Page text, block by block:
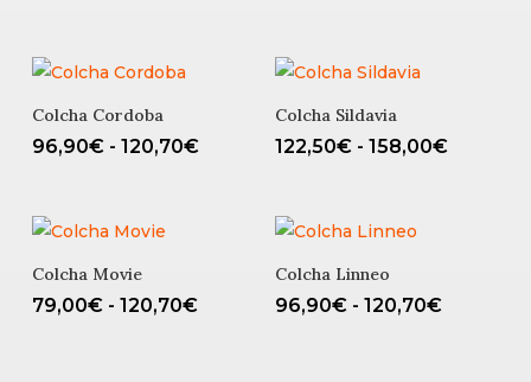
hasta
Colcha Cordoba
96,90€ - 120,70€Rango
hasta
Colcha Sildavia
122,50€ - 158,00€Rango
Colcha Movie
79,00€ - 120,70€Rango
Colcha Linneo
96,90€ - 120,70€Rango